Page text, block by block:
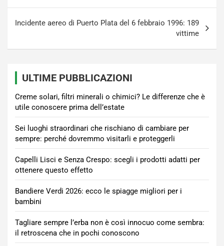
Incidente aereo di Puerto Plata del 6 febbraio 1996: 189
vittime
ULTIME PUBBLICAZIONI
Creme solari, filtri minerali o chimici? Le differenze che è
utile conoscere prima dell’estate
Sei luoghi straordinari che rischiano di cambiare per
sempre: perché dovremmo visitarli e proteggerli
Capelli Lisci e Senza Crespo: scegli i prodotti adatti per
ottenere questo effetto
Bandiere Verdi 2026: ecco le spiagge migliori per i
bambini
Tagliare sempre l’erba non è così innocuo come sembra:
il retroscena che in pochi conoscono